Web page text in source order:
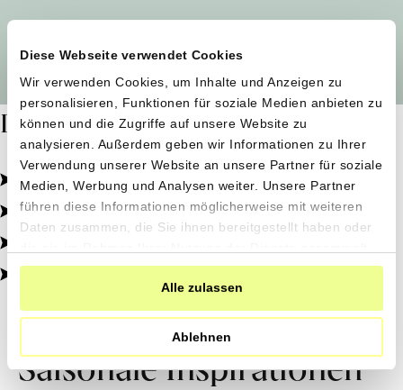
Diese Webseite verwendet Cookies
Wir verwenden Cookies, um Inhalte und Anzeigen zu
personalisieren, Funktionen für soziale Medien anbieten zu
können und die Zugriffe auf unsere Website zu
analysieren. Außerdem geben wir Informationen zu Ihrer
Verwendung unserer Website an unsere Partner für soziale
Medien, Werbung und Analysen weiter. Unsere Partner
führen diese Informationen möglicherweise mit weiteren
Daten zusammen, die Sie ihnen bereitgestellt haben oder
haben.
Alle zulassen
Ablehnen
Dafür stehen wir
Pestizidfrei angebaut, schonend verarbeitet.
Natürliche Zutaten, echter Geschmack.
Von kleinen Höfen, direkt zu dir.
100% transparent, 0% Zusatzstoffe.
Saisonale Inspirationen